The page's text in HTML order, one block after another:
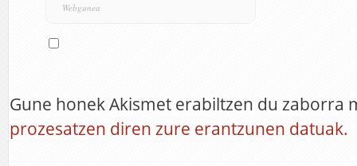
Gune honek Akismet erabiltzen du zaborra
prozesatzen diren zure erantzunen datuak.